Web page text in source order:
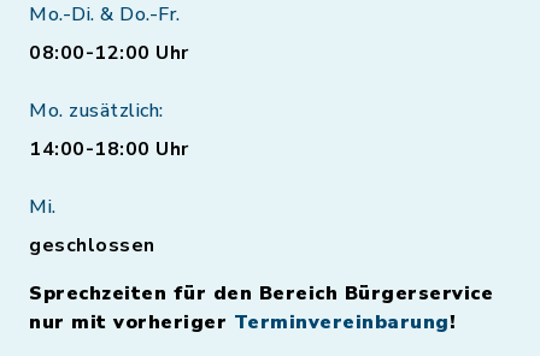
Mo.-Di. & Do.-Fr.
08:00-12:00 Uhr
Mo. zusätzlich:
14:00-18:00 Uhr
Mi.
geschlossen
Sprechzeiten für den Bereich Bürgerservice
nur mit vorheriger Terminvereinbarung!